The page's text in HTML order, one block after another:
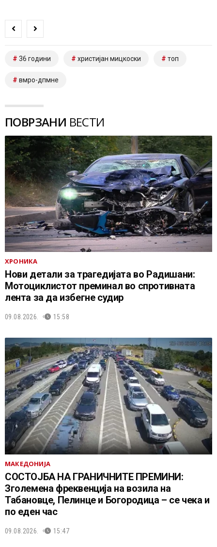
36 години христијан мицкоски топ
вмро-дпмне
ПОВРЗАНИ ВЕСТИ
ХРОНИКА
Нови детали за трагедијата во Радишани:
Мотоциклистот преминал во спротивната
лента за да избегне судир
09.08.2026. 15:58
МАКЕДОНИЈА
СОСТОЈБА НА ГРАНИЧНИТЕ ПРЕМИНИ:
Зголемена фреквенција на возила на
Табановце, Пелинце и Богородица – се чека и
по еден час
09.08.2026. 15:47